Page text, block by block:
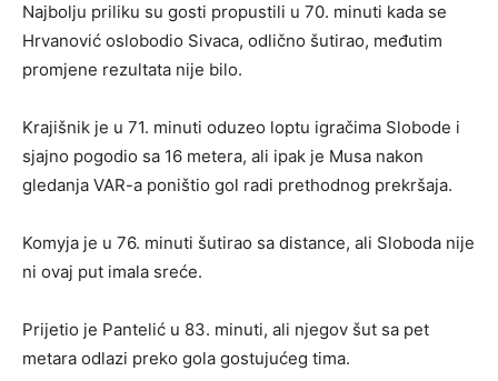
Najbolju priliku su gosti propustili u 70. minuti kada se
Hrvanović oslobodio Sivaca, odlično šutirao, međutim
promjene rezultata nije bilo.
Krajišnik je u 71. minuti oduzeo loptu igračima Slobode i
sjajno pogodio sa 16 metera, ali ipak je Musa nakon
gledanja VAR-a poništio gol radi prethodnog prekršaja.
Komyja je u 76. minuti šutirao sa distance, ali Sloboda nije
ni ovaj put imala sreće.
Prijetio je Pantelić u 83. minuti, ali njegov šut sa pet
metara odlazi preko gola gostujućeg tima.